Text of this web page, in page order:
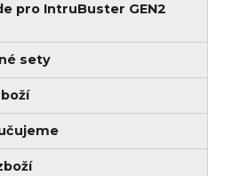
pro IntruBuster GEN2
sety